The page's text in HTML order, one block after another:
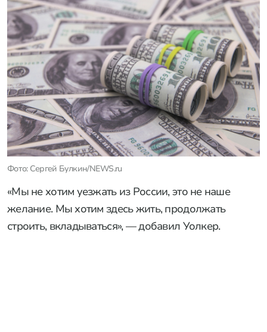
Фото: Сергей Булкин/NEWS.ru
«Мы не хотим уезжать из России, это не наше
желание. Мы хотим здесь жить, продолжать
строить, вкладываться», — добавил Уолкер.